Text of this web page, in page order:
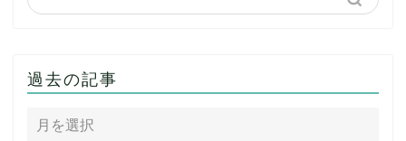
過去の記事